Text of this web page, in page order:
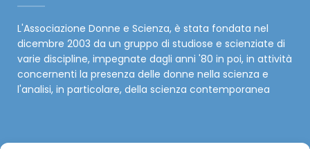
L'Associazione Donne e Scienza, è stata fondata nel
dicembre 2003 da un gruppo di studiose e scienziate di
varie discipline, impegnate dagli anni '80 in poi, in attività
concernenti la presenza delle donne nella scienza e
l'analisi, in particolare, della scienza contemporanea